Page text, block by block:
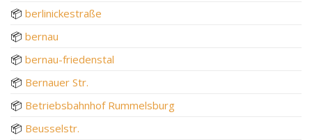
📦 berlinickestraße
📦 bernau
📦 bernau-friedenstal
📦 Bernauer Str.
📦 Betriebsbahnhof Rummelsburg
📦 Beusselstr.